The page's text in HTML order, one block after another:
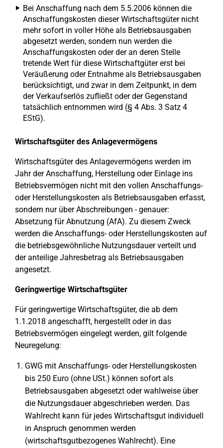
Bei Anschaffung nach dem 5.5.2006 können die
Anschaffungskosten dieser Wirtschaftsgüter nicht
mehr sofort in voller Höhe als Betriebsausgaben
abgesetzt werden, sondern nun werden die
Anschaffungskosten oder der an deren Stelle
tretende Wert für diese Wirtschaftgüter erst bei
Veräußerung oder Entnahme als Betriebsausgaben
berücksichtigt, und zwar in dem Zeitpunkt, in dem
der Verkaufserlös zufließt oder der Gegenstand
tatsächlich entnommen wird (§ 4 Abs. 3 Satz 4
EStG).
Wirtschaftsgüter des Anlagevermögens
Wirtschaftsgüter des Anlagevermögens werden im
Jahr der Anschaffung, Herstellung oder Einlage ins
Betriebsvermögen nicht mit den vollen Anschaffungs-
oder Herstellungskosten als Betriebsausgaben erfasst,
sondern nur über Abschreibungen - genauer:
Absetzung für Abnutzung (AfA). Zu diesem Zweck
werden die Anschaffungs- oder Herstellungskosten auf
die betriebsgewöhnliche Nutzungsdauer verteilt und
der anteilige Jahresbetrag als Betriebsausgaben
angesetzt.
Geringwertige Wirtschaftsgüter
Für geringwertige Wirtschaftsgüter, die ab dem
1.1.2018 angeschafft, hergestellt oder in das
Betriebsvermögen eingelegt werden, gilt folgende
Neuregelung:
GWG mit Anschaffungs- oder Herstellungskosten
bis 250 Euro (ohne USt.) können sofort als
Betriebsausgaben abgesetzt oder wahlweise über
die Nutzungsdauer abgeschrieben werden. Das
Wahlrecht kann für jedes Wirtschaftsgut individuell
in Anspruch genommen werden
(wirtschaftsgutbezogenes Wahlrecht). Eine